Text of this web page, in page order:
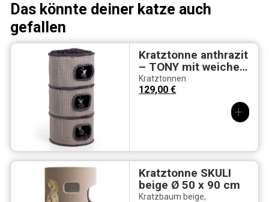
Das könnte deiner katze auch
gefallen
Kratztonne anthrazit
– TONY mit weichen
Liegeflächen
Kratztonnen
129,00€
Kratztonne SKULI
beige Ø 50 x 90 cm
Kratzbaum beige,